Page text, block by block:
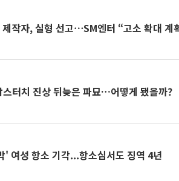
제작자, 실형 선고⋯SM엔터 “고소 확대 계
스터치 진상 뒤늦은 파묘…어떻게 됐을까?
' 여성 항소 기각...항소심서도 징역 4년